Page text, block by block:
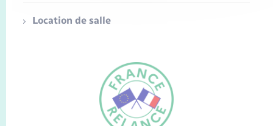
Location de salle